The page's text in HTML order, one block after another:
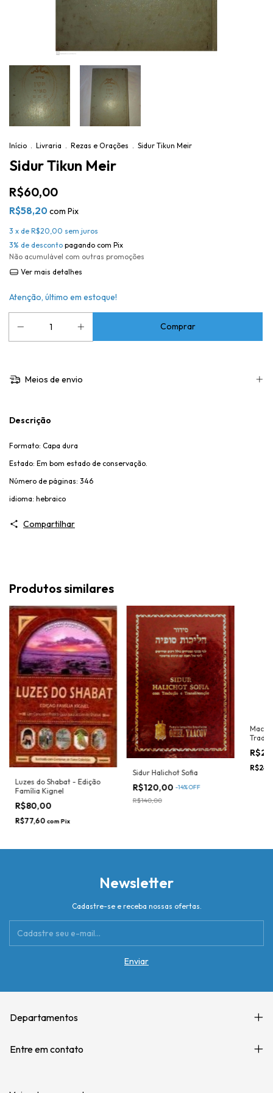
Início . Livraria . Rezas e Orações . Sidur Tikun Meir
Sidur Tikun Meir
R$60,00
R$58,20com Pix
3 x de R$20,00 sem juros
3% de desconto pagando com Pix
Não acumulável com outras promoções
Ver mais detalhes
Atenção, último em estoque!
Meios de envio
Descrição
Formato: Capa dura
Estado: Em bom estado de conservação.
Número de páginas: 346
idioma: hebraico
Compartilhar
Produtos similares
Luzes do Shabat - Edição
Família Kignel
R$80,00
R$77,60 com Pix
Sidur Halichot Sofia
R$120,00 -14%OFF
R$140,00
Newsletter
Cadastre-se e receba nossas ofertas.
Departamentos
Entre em contato